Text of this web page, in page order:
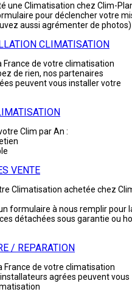
une Climatisation chez Clim-
pour déclencher votre
aussi agrémenter de photos)
CLIMATISATION
France de votre climatisation
de rien, nos partenaires
peuvent vous installer votre
Clim par An :
VENTE
Climatisation achetée chez
formulaire à nous remplir pour
détachées sous garantie ou
/ REPARATION
France de votre climatisation
agrées peuvent vous